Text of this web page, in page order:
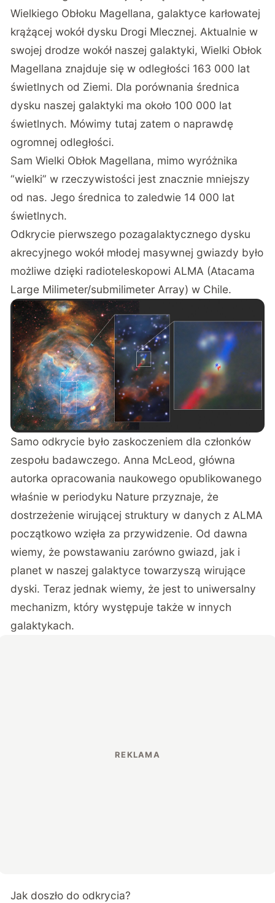
Wielkiego Obłoku Magellana, galaktyce karłowatej
krążącej wokół dysku Drogi Mlecznej. Aktualnie w
swojej drodze wokół naszej galaktyki, Wielki Obłok
Magellana znajduje się w odległości 163 000 lat
świetlnych od Ziemi. Dla porównania średnica
dysku naszej galaktyki ma około 100 000 lat
świetlnych. Mówimy tutaj zatem o naprawdę
ogromnej odległości.
Sam Wielki Obłok Magellana, mimo wyróżnika
“wielki” w rzeczywistości jest znacznie mniejszy
od nas. Jego średnica to zaledwie 14 000 lat
świetlnych.
Odkrycie pierwszego pozagalaktycznego dysku
akrecyjnego wokół młodej masywnej gwiazdy było
możliwe dzięki radioteleskopowi ALMA (Atacama
Large Milimeter/submilimeter Array) w Chile.
Samo odkrycie było zaskoczeniem dla członków
zespołu badawczego. Anna McLeod, główna
autorka opracowania naukowego opublikowanego
właśnie w periodyku Nature przyznaje, że
dostrzeżenie wirującej struktury w danych z ALMA
początkowo wzięła za przywidzenie. Od dawna
wiemy, że powstawaniu zarówno gwiazd, jak i
planet w naszej galaktyce towarzyszą wirujące
dyski. Teraz jednak wiemy, że jest to uniwersalny
mechanizm, który występuje także w innych
galaktykach.
Jak doszło do odkrycia?